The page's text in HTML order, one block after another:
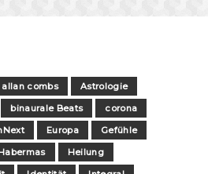
allan combs
Astrologie
binaurale Beats
corona
Europa
Gefühle
Heilung